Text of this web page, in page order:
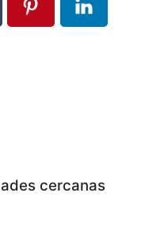
cercanas